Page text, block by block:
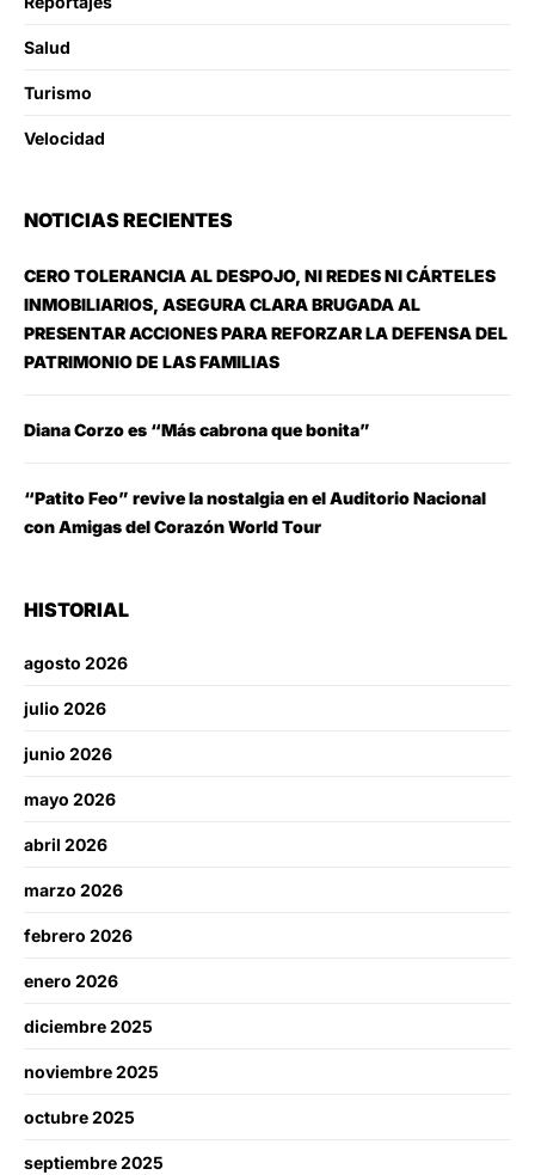
Salud
Turismo
Velocidad
NOTICIAS RECIENTES
CERO TOLERANCIA AL DESPOJO, NI REDES NI CÁRTELES
INMOBILIARIOS, ASEGURA CLARA BRUGADA AL
PRESENTAR ACCIONES PARA REFORZAR LA DEFENSA DEL
PATRIMONIO DE LAS FAMILIAS
Diana Corzo es “Más cabrona que bonita”
“Patito Feo” revive la nostalgia en el Auditorio Nacional
con Amigas del Corazón World Tour
HISTORIAL
agosto 2026
julio 2026
junio 2026
mayo 2026
abril 2026
marzo 2026
febrero 2026
enero 2026
diciembre 2025
noviembre 2025
octubre 2025
septiembre 2025